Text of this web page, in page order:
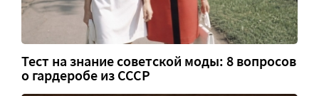
Тест на знание советской моды: 8 вопросов
о гардеробе из СССР